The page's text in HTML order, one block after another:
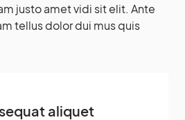
justo amet vidi sit elit. Ante
tellus dolor dui mus quis
aliquet